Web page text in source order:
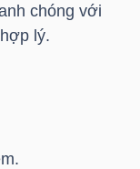
chóng với
lý.